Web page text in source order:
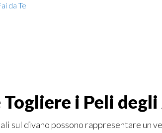
da Te
Togliere i Peli
sul divano possono rappresentare un